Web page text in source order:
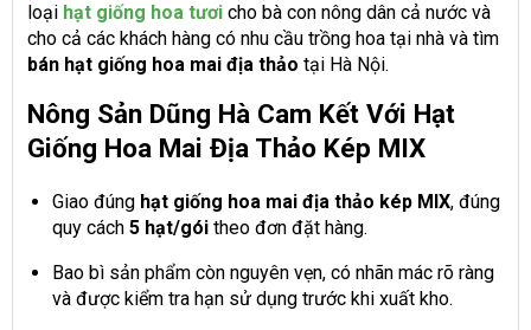
loại hạt giống hoa tươi cho bà con nông dân cả nước và
cho cả các khách hàng có nhu cầu trồng hoa tại nhà và tìm
bán hạt giống hoa mai địa thảo tại Hà Nội.
Nông Sản Dũng Hà Cam Kết Với Hạt
Giống Hoa Mai Địa Thảo Kép MIX
Giao đúng hạt giống hoa mai địa thảo kép MIX, đúng
quy cách 5 hạt/góitheo đơn đặt hàng.
Bao bì sản phẩm còn nguyên vẹn, có nhãn mác rõ ràng
và được kiểm tra hạn sử dụng trước khi xuất kho.